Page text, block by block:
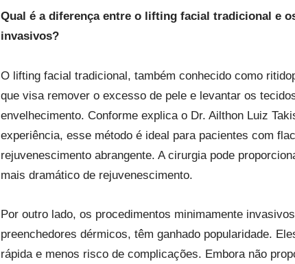
Qual é a diferença entre o lifting facial tradicional e
invasivos?
O lifting facial tradicional, também conhecido como
que visa remover o excesso de pele e levantar os
envelhecimento. Conforme explica o Dr. Ailthon Luiz
experiência, esse método é ideal para pacientes com
rejuvenescimento abrangente. A cirurgia pode
mais dramático de rejuvenescimento.
Por outro lado, os procedimentos minimamente
preenchedores dérmicos, têm ganhado popularidade.
rápida e menos risco de complicações. Embora não